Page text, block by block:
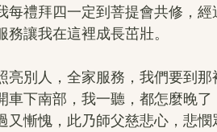
每禮拜四一定到菩提會共修，
讓我在這裡成長茁壯。
亮別人，全家服務，我們要到
車下南部，我一聽，都怎麼晚
又慚愧，此乃師父慈悲心，悲